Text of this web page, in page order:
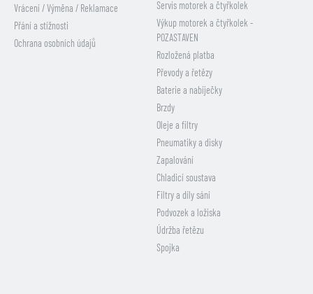
Vrácení / Výměna / Reklamace
Přání a stížnosti
Ochrana osobních údajů
Servis motorek a čtyřkolek
Výkup motorek a čtyřkolek -
POZASTAVEN
Rozložená platba
Převody a řetězy
Baterie a nabíječky
Brzdy
Oleje a filtry
Pneumatiky a disky
Zapalování
Chladicí soustava
Filtry a díly sání
Podvozek a ložiska
Údržba řetězu
Spojka